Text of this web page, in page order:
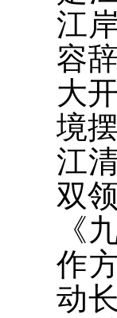
江
容
大
境
江
双
《
作
动